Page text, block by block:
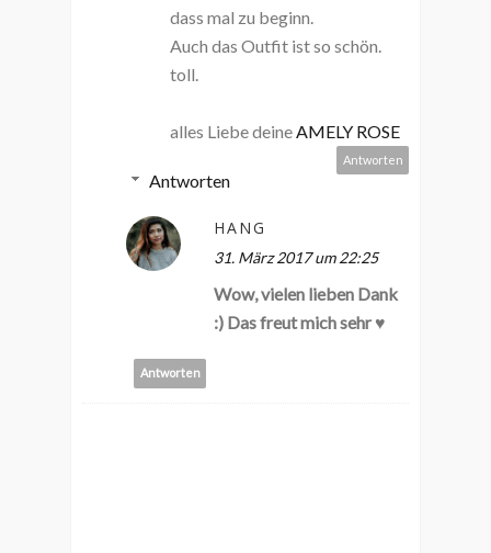
dass mal zu beginn.
Auch das Outfit ist so schön.
toll.
alles Liebe deineAMELY ROSE
Antworten
Antworten
HANG
31. März 2017 um 22:25
Wow, vielen lieben Dank
:) Das freut mich sehr ♥
Antworten